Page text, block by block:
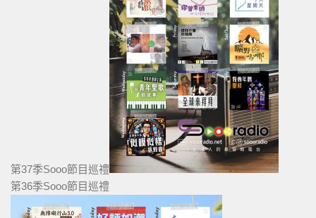
第37季Sooo節目巡禮
第36季Sooo節目巡禮